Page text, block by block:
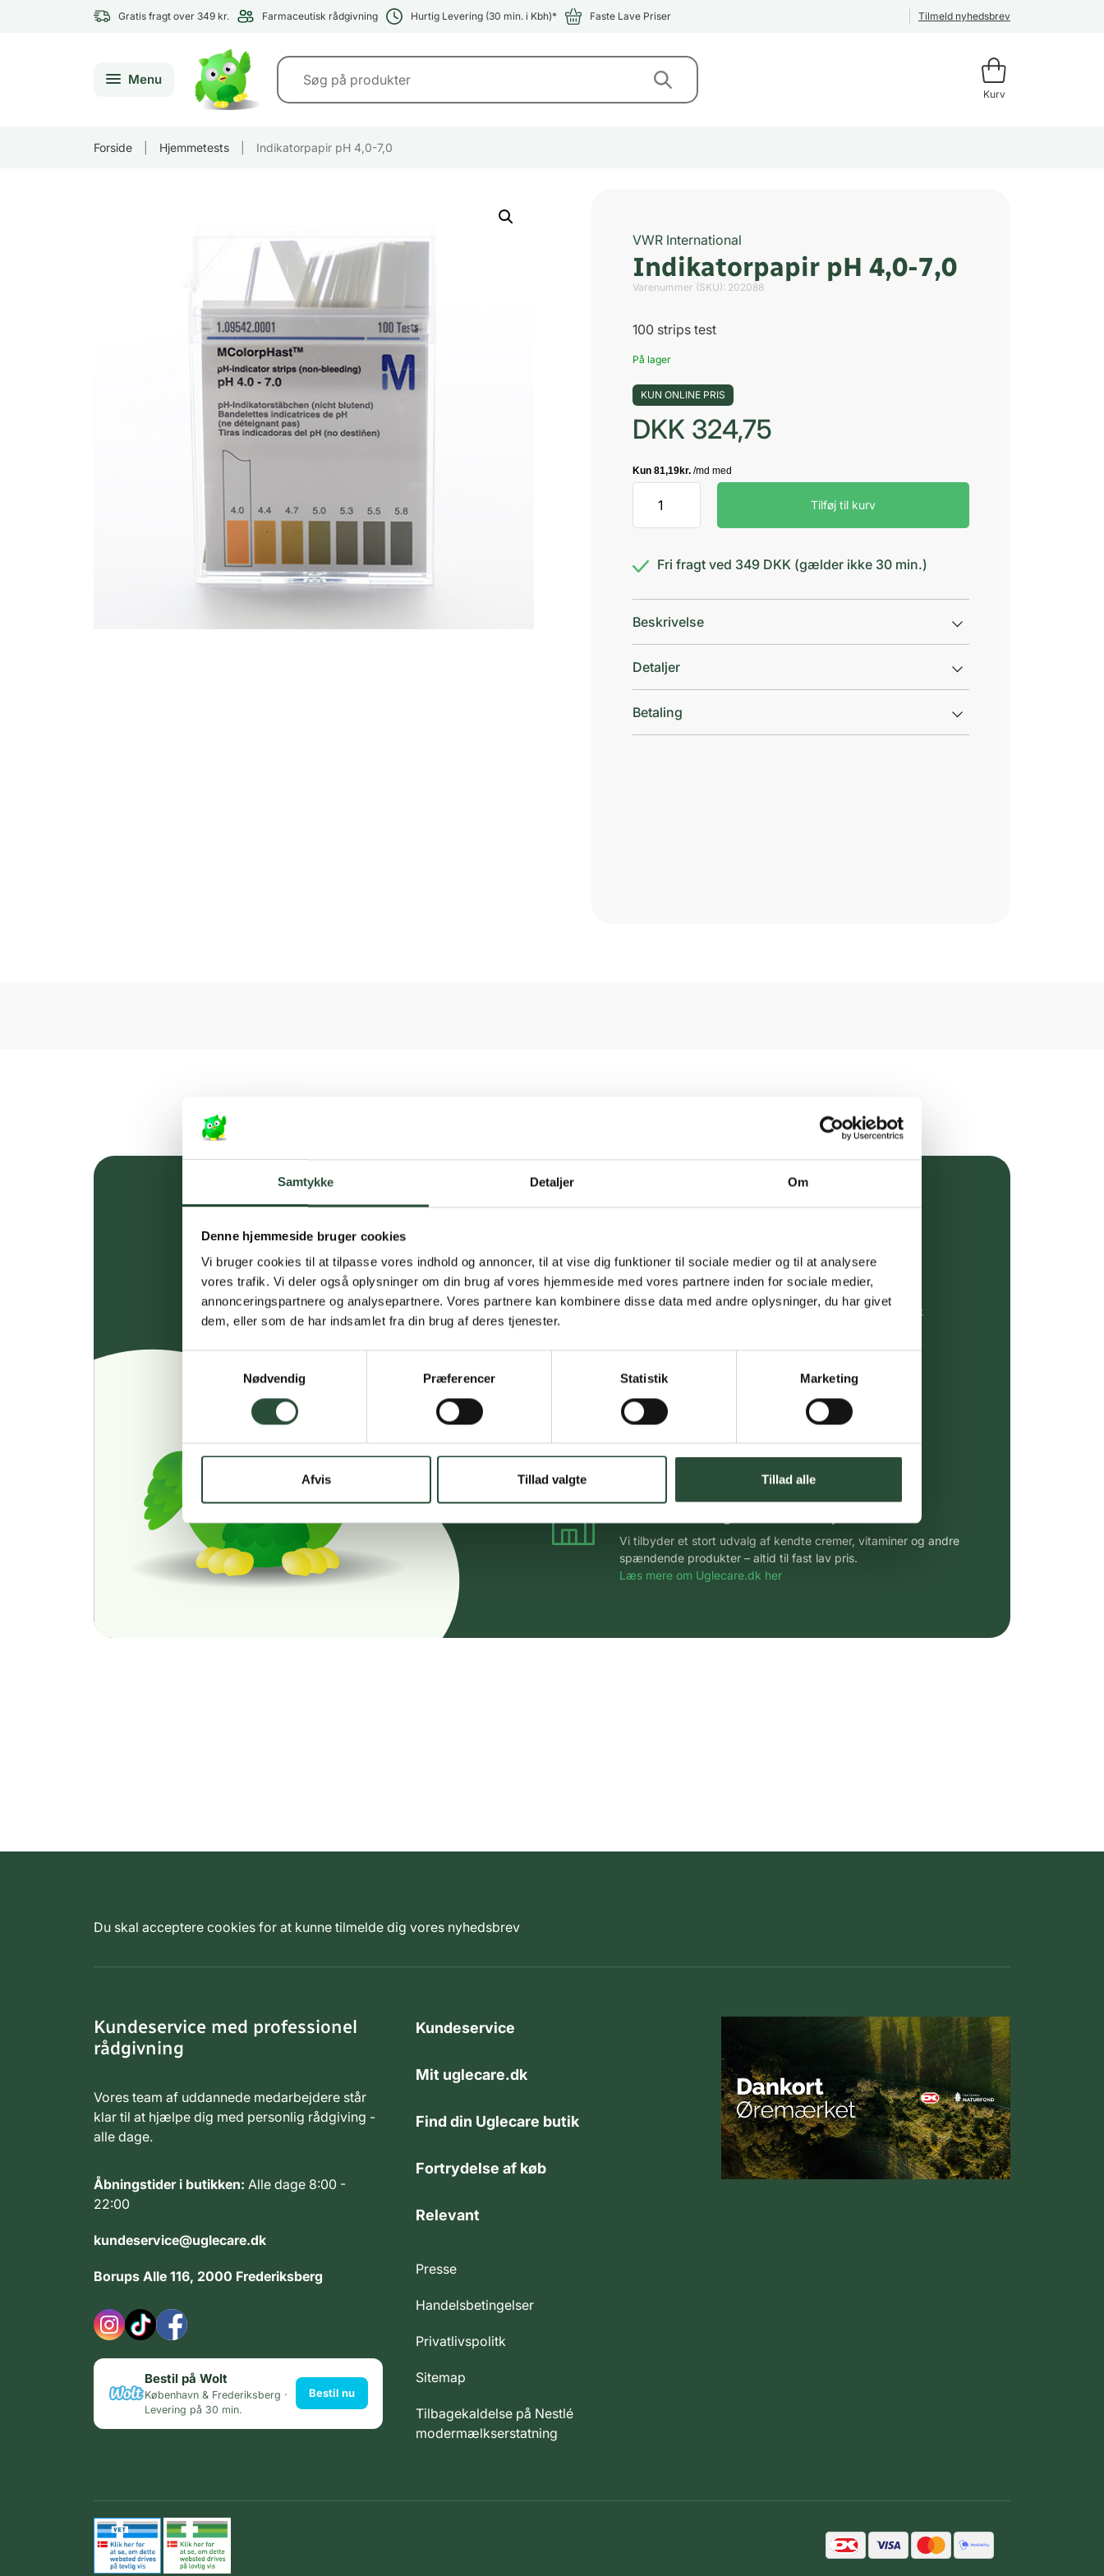
Samtykke Detaljer Om
Denne hjemmeside bruger cookies
Vi bruger cookies til at tilpasse vores indhold og annoncer, til at vise dig funktioner til sociale medier og til at analysere
vores trafik. Vi deler også oplysninger om din brug af vores hjemmeside med vores partnere inden for sociale medier,
annonceringspartnere og analysepartnere. Vores partnere kan kombinere disse data med andre oplysninger, du har givet
dem, eller som de har indsamlet fra din brug af deres tjenester.
Nødvendig
Præferencer Statistik Marketing
Afvis Tillad valgte Tillad alle
Gratis fragt over 349 kr. Farmaceutisk rådgivning Hurtig Levering (30 min. i Kbh)* Faste Lave Priser Tilmeld nyhedsbrev
Menu
Kurv
Forside Hjemmetests Indikatorpapir pH 4,0-7,0
VWR International
Indikatorpapir pH 4,0-7,0
Varenummer (SKU): 202088
100 strips test
På lager
KUN ONLINE PRIS
DKK 324,75
Indikatorpapir
4,0-
antal
Tilføj til kurv
Fri fragt ved 349 DKK (gælder ikke 30 min.)
Beskrivelse
Detaljer
Betaling
Gratis fragt over 349 kr.
Personlig rådgivning
Få hjælp til din webordre på: kundeservice@uglecare.dk
Hurtigt leveringen via GLS, og DAO
Faste lave priser*
Stort udvalg af kendte produkter
Vi tilbyder et stort udvalg af kendte cremer, vitaminer og andre
spændende produkter – altid til fast lav pris.
Læs mere om Uglecare.dk her
Du skal acceptere cookies for at kunne tilmelde dig vores nyhedsbrev
Kundeservice med professionel
rådgivning
Vores team af uddannede medarbejdere står
klar til at hjælpe dig med personlig rådgiving -
alle dage.
Åbningstider i butikken: Alle dage 8:00 -
22:00
kundeservice@uglecare.dk
Borups Alle 116, 2000 Frederiksberg
Bestil på Wolt
København & Frederiksberg ·
Levering på 30 min.
Bestil nu
Kundeservice
Mit uglecare.dk
Find din Uglecare butik
Fortrydelse af køb
Relevant
Presse
Handelsbetingelser
Privatlivspolitk
Sitemap
Tilbagekaldelse på Nestlé
modermælkserstatning